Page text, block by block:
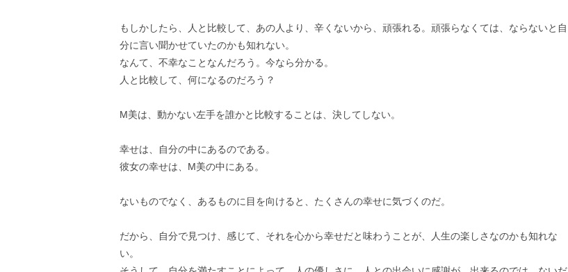
もしかしたら、人と比較して、あの人より、辛くないから、頑張れる。頑張らなくては、ならないと自
分に言い聞かせていたのかも知れない。
なんて、不幸なことなんだろう。今なら分かる。
人と比較して、何になるのだろう？
M美は、動かない左手を誰かと比較することは、決してしない。
幸せは、自分の中にあるのである。
彼女の幸せは、M美の中にある。
ないものでなく、あるものに目を向けると、たくさんの幸せに気づくのだ。
だから、自分で見つけ、感じて、それを心から幸せだと味わうことが、人生の楽しさなのかも知れな
い。